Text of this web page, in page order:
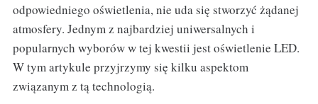
odpowiedniego oświetlenia, nie uda się stworzyć żądanej
atmosfery. Jednym z najbardziej uniwersalnych i
popularnych wyborów w tej kwestii jest oświetlenie LED.
W tym artykule przyjrzymy się kilku aspektom
związanym z tą technologią.